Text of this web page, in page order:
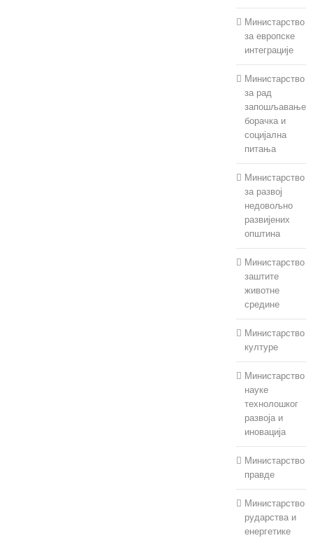
Министарство
за европске
интеграције
Министарство
за рад
запошљавање
борачка и
социјална
питања
Министарство
за развој
недовољно
развијених
општина
Министарство
заштите
животне
средине
Министарство
културе
Министарство
науке
технолошког
развоја и
иновација
Министарство
правде
Министарство
рударства и
енергетике